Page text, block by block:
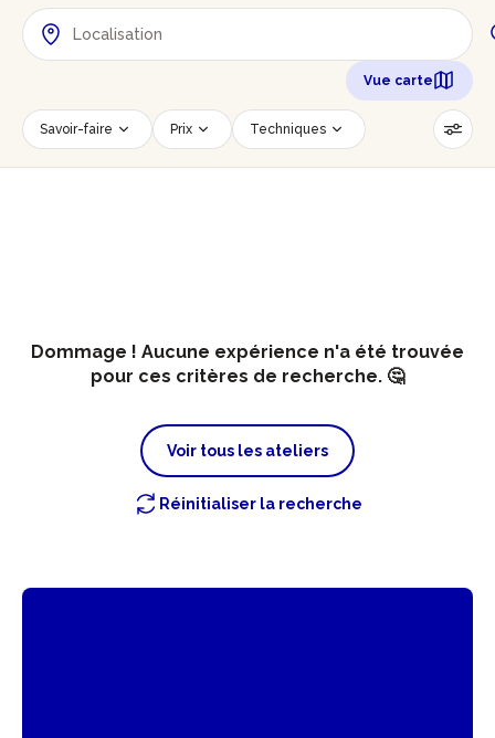
Vue carte
Savoir-faire Prix Techniques
Date Créneau horaire
Dommage ! Aucune expérience n'a été trouvée
pour ces critères de recherche. 🤔
Voir tous les ateliers
Réinitialiser la recherche